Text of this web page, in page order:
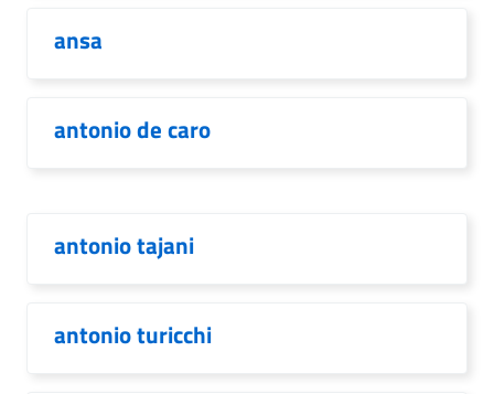
ansa
antonio de caro
antonio tajani
antonio turicchi